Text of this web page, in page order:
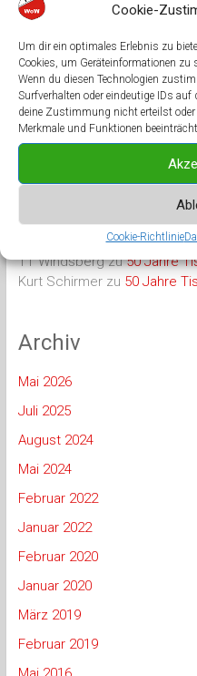
Cookie-
Um dir ein optimales Erlebnis zu
Cookies, um Geräteinformationen
Wenn du diesen Technologien
Surfverhalten oder eindeutige IDs auf
deine Zustimmung nicht erteilst
Merkmale und Funktionen
Cookie-Richtlinie
Neue Halle, neue Spieler
Spieltermine stehen fest
FK Windsberg sagt danke
In allen Belangen überzeugt
Neueste
TT Windsbergzu50 Jahre
Kurt Schirmerzu 50 Jahre
Archiv
Mai 2026
Juli 2025
August 2024
Mai 2024
Februar 2022
Januar 2022
Februar 2020
Januar 2020
März 2019
Februar 2019